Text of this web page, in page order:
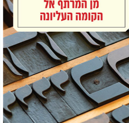
יעל לוי